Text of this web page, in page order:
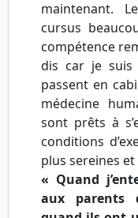
maintenant.
cursus
compétence
dis car je suis
passent en
médecine
sont prêts à
conditions
plus sereines
« Quand
aux parents